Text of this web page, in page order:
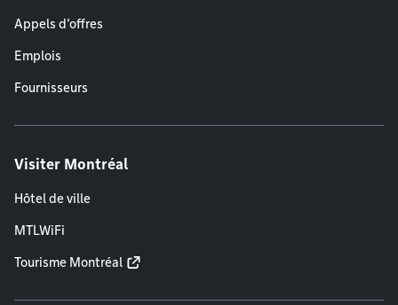
Appels d'offres
Emplois
Fournisseurs
Visiter Montréal
Hôtel de ville
MTLWiFi
Tourisme Montréal